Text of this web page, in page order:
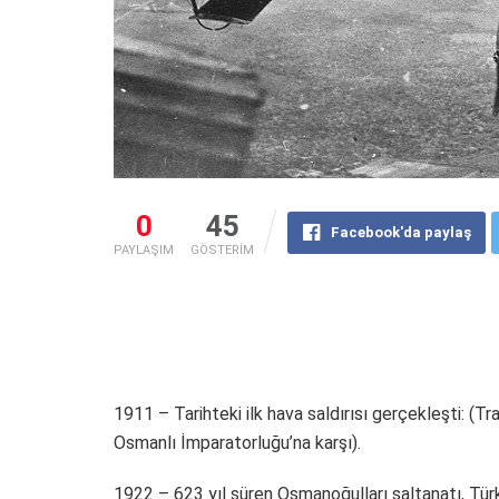
0
PAYLAŞIM
45
GÖSTERİM
Facebook'da paylaş
1911 – Tarihteki ilk hava saldırısı gerçekleşti:
Osmanlı İmparatorluğu’na karşı).
1922 – 623 yıl süren Osmanoğulları saltanatı,